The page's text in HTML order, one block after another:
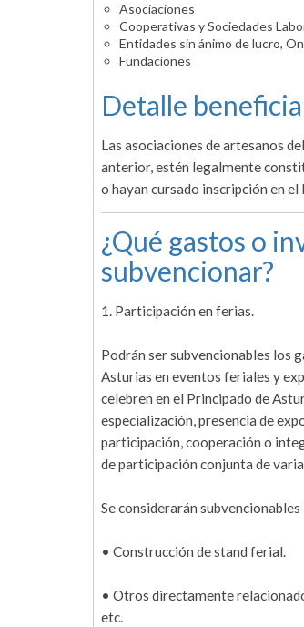
Asociaciones
Cooperativas y Sociedades
Entidades sin ánimo de lucro,
Fundaciones
Detalle
Las asociaciones de artesanos
anterior, estén legalmente
o hayan cursado inscripción en
¿Qué gastos o
subvencionar?
1. Participación en ferias.
Podrán ser subvencionables los
Asturias en eventos feriales y
celebren en el Principado de
especialización, presencia de
participación, cooperación o
de participación conjunta de
Se considerarán
• Construcción de stand ferial.
• Otros directamente
etc.